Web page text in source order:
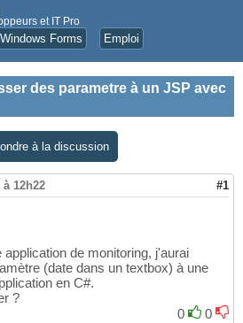
et IT Pro
Forms Emploi
des parametre à un JSP avec
à la discussion
à 12h22 #1
de monitoring, j'aurai
(date dans un textbox) à une
en C#.
?
0
0